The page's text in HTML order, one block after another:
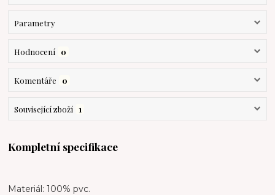
Parametry
Hodnocení 0
Komentáře 0
Související zboží 1
Kompletní specifikace
Materiál: 100% pvc.